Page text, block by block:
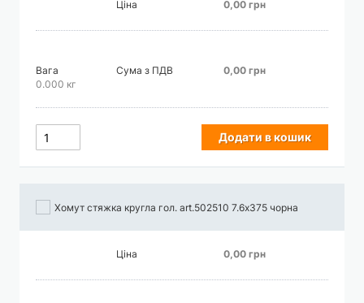
Ціна 0,00 грн
Вага
0.000 кг
Сума з ПДВ 0,00 грн
Додати в кошик
Хомут стяжка кругла гол. art.502510 7.6х375 чорна
Ціна 0,00 грн